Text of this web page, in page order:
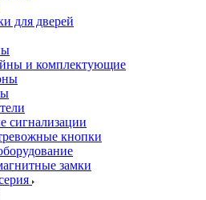
для дверей
и комплектующие
сигнализации
кнопки
замки